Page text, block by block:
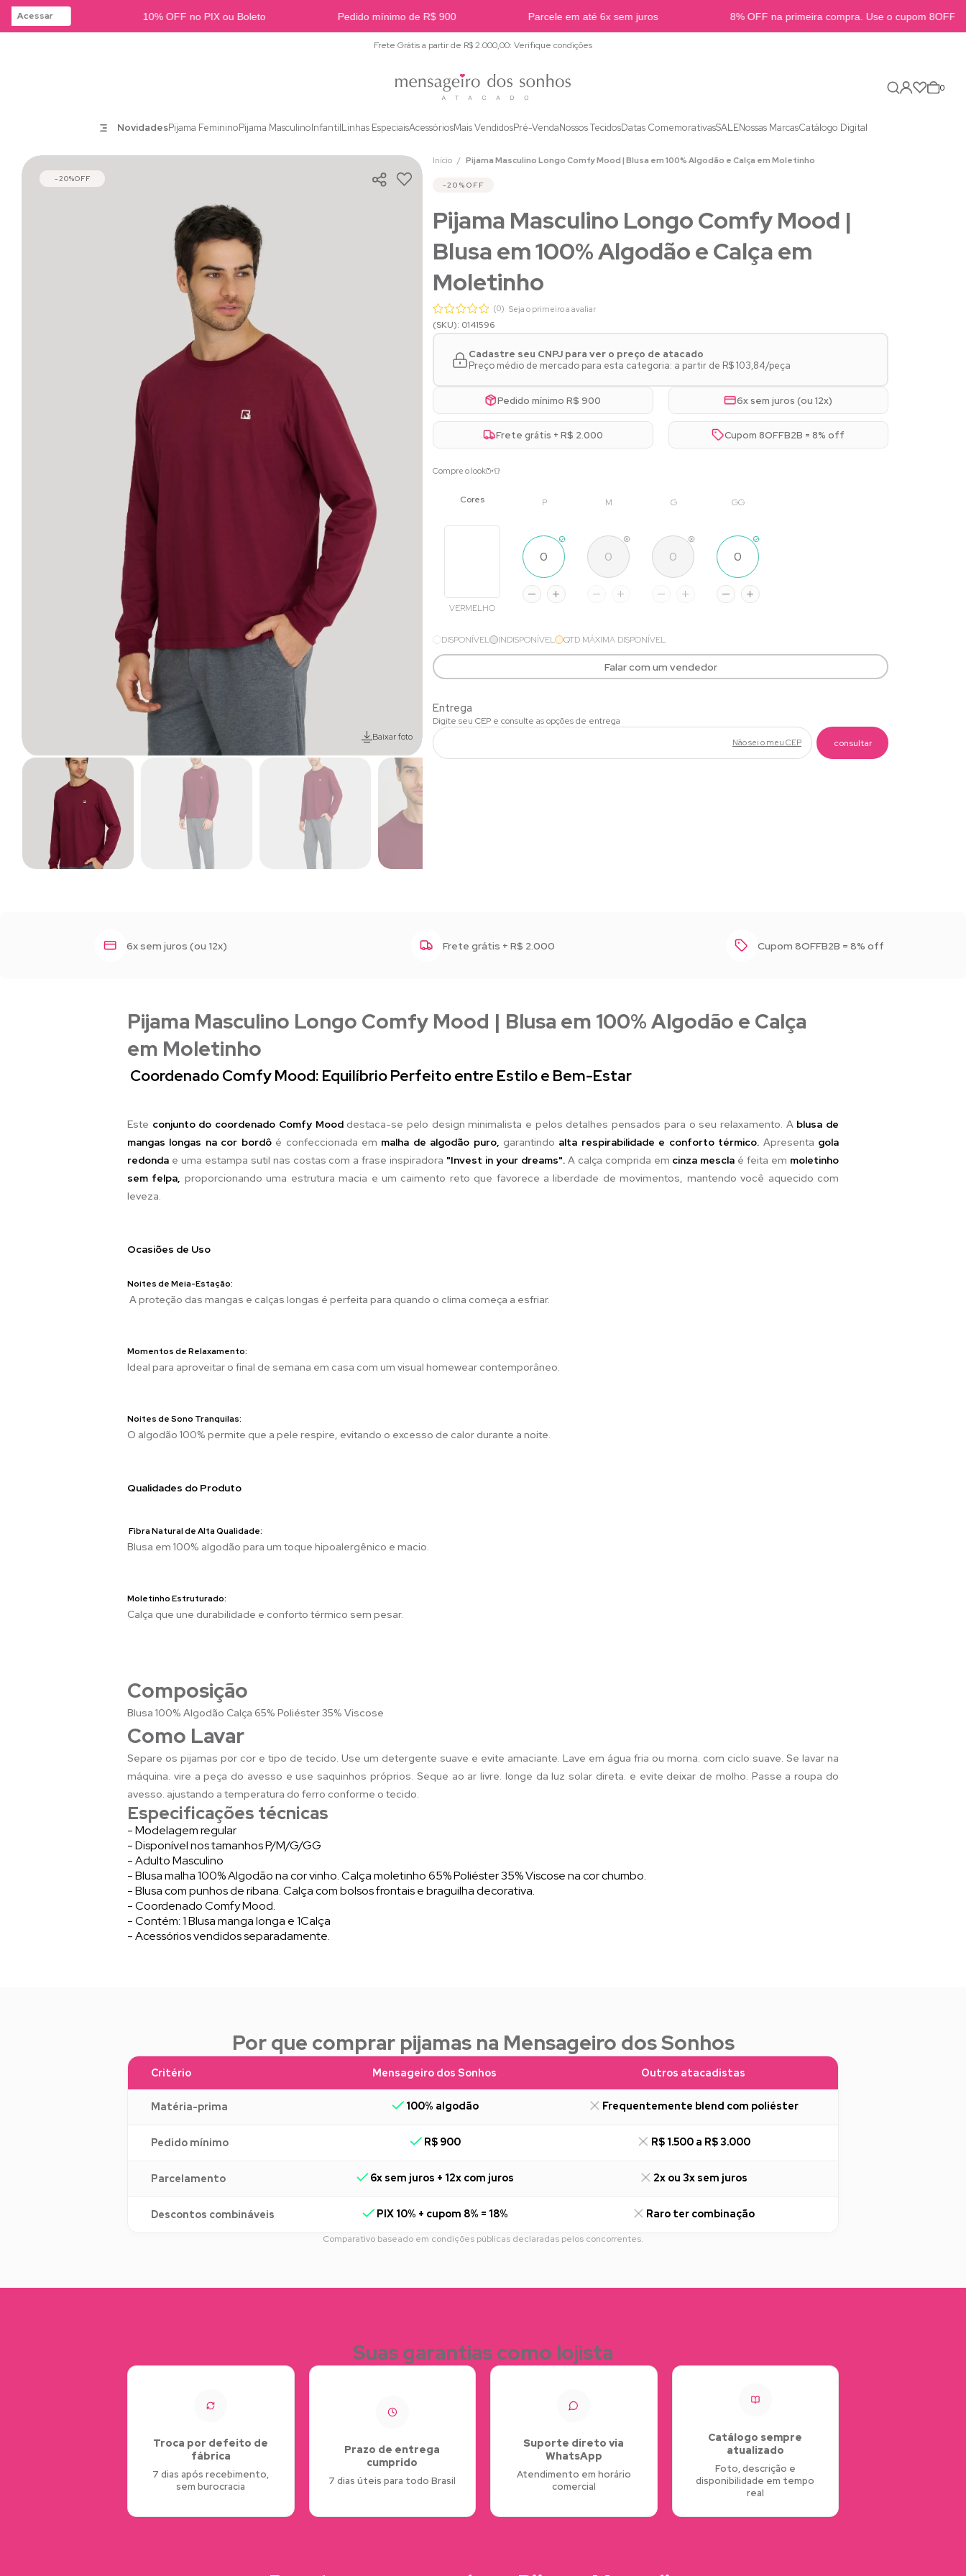
Acessar 10% OFF no PIX ou Boleto Pedido mínimo de R$ 900 Parcele em até 6x sem juros 8% OFF na primeira compra. Use o cupom 8OFFB2B
Frete Grátis a partir de R$ 2.000,00: Verifique condições
0
NovidadesPijama FemininoPijama MasculinoInfantilLinhas EspeciaisAcessóriosMais VendidosPré-VendaNossos TecidosDatas ComemorativasSALENossas MarcasCatálogo Digital
20%OFF
Baixar foto Baixar foto
Início Pijama Masculino Longo Comfy Mood | Blusa em 100% Algodão e Calça em Moletinho
20% OFF
Pijama Masculino Longo Comfy Mood |
Blusa em 100% Algodão e Calça em
Moletinho
(0) Seja o primeiro a avaliar
(SKU): 0141596
Cadastre seu CNPJ para ver o preço de atacado
Preço médio de mercado para esta categoria: a partir de R$ 103,84/peça
Pedido mínimo R$ 900 6x sem juros (ou 12x)
Frete grátis + R$ 2.000 Cupom 8OFFB2B = 8% off
Compre o look
P M G GG
VERMELHO
DISPONÍVEL INDISPONÍVEL QTD MÁXIMA DISPONÍVEL
Falar com um vendedor
Não sei o meu CEP
6x sem juros (ou 12x) Frete grátis + R$ 2.000 Cupom 8OFFB2B = 8% off
Pijama Masculino Longo Comfy Mood | Blusa em 100% Algodão e Calça
em Moletinho
Coordenado Comfy Mood: Equilíbrio Perfeito entre Estilo e Bem-Estar
Este conjunto do coordenado Comfy Mooddestaca-se pelo design minimalista e pelos detalhes pensados para o seu relaxamento. A blusa de
mangas longas na cor bordô é confeccionada em malha de algodão puro, garantindo alta respirabilidade e conforto térmico. Apresenta gola
redonda e uma estampa sutil nas costas com a frase inspiradora "Invest in your dreams".A calça comprida em cinza mescla é feita em moletinho
sem felpa, proporcionando uma estrutura macia e um caimento reto que favorece a liberdade de movimentos, mantendo você aquecido com
leveza.
Ocasiões de Uso
Noites de Meia-Estação:
A proteção das mangas e calças longas é perfeita para quando o clima começa a esfriar.
Momentos de Relaxamento:
Ideal para aproveitar o final de semana em casa com um visual homewear contemporâneo.
Noites de Sono Tranquilas:
O algodão 100% permite que a pele respire, evitando o excesso de calor durante a noite.
Qualidades do Produto
Fibra Natural de Alta Qualidade:
Blusa em 100% algodão para um toque hipoalergênico e macio.
Moletinho Estruturado:
Calça que une durabilidade e conforto térmico sem pesar.
Composição
Blusa 100% Algodão Calça 65% Poliéster 35% Viscose
Como Lavar
Separe os pijamas por cor e tipo de tecido. Use um detergente suave e evite amaciante. Lave em água fria ou morna. com ciclo suave. Se lavar na
máquina. vire a peça do avesso e use saquinhos próprios. Seque ao ar livre. longe da luz solar direta. e evite deixar de molho. Passe a roupa do
avesso. ajustando a temperatura do ferro conforme o tecido.
Especificações técnicas
- Modelagem regular
- Disponível nos tamanhos P/M/G/GG
- Adulto Masculino
- Blusa malha 100% Algodão na cor vinho. Calça moletinho 65% Poliéster 35% Viscose na cor chumbo.
- Blusa com punhos de ribana. Calça com bolsos frontais e braguilha decorativa.
- Coordenado Comfy Mood.
- Contém: 1 Blusa manga longa e 1Calça
- Acessórios vendidos separadamente.
Por que comprar pijamas na Mensageiro dos Sonhos
Critério Mensageiro dos Sonhos Outros atacadistas
Matéria-prima 100% algodão Frequentemente blend com poliéster
Pedido mínimo R$ 900 R$ 1.500 a R$ 3.000
Parcelamento 6x sem juros + 12x com juros 2x ou 3x sem juros
Descontos combináveis PIX 10% + cupom 8% = 18% Raro ter combinação
Comparativo baseado em condições públicas declaradas pelos concorrentes.
Suas garantias como lojista
Troca por defeito de
fábrica
7 dias após recebimento,
sem burocracia
Prazo de entrega
cumprido
7 dias úteis para todo Brasil
Suporte direto via
WhatsApp
Atendimento em horário
comercial
Catálogo sempre
atualizado
Foto, descrição e
disponibilidade em tempo
real